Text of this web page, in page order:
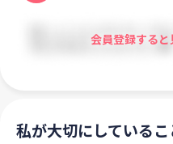
会員登録する
私が大切にしているこ